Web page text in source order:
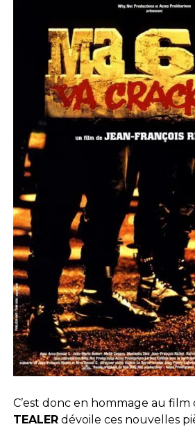
C’est donc en hommage au film
TEALERdévoile ces nouvelles